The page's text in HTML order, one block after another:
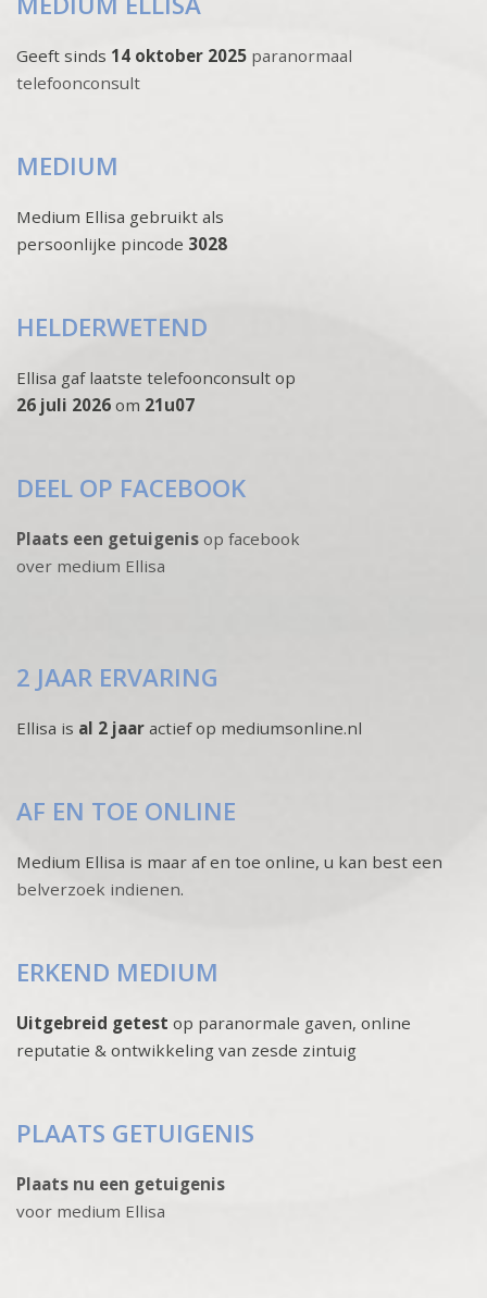
Geeft sinds 14 oktober 2025 paranormaal
telefoonconsult
MEDIUM
Medium Ellisa gebruikt als
persoonlijke pincode 3028
HELDERWETEND
Ellisa gaf laatste telefoonconsult op
26 juli 2026 om 21u07
DEEL OP FACEBOOK
Plaats een getuigenis op facebook
over medium Ellisa
2 JAAR ERVARING
Ellisa is al 2 jaar actief op mediumsonline.nl
AF EN TOE ONLINE
Medium Ellisa is maar af en toe online, u kan best een
belverzoek indienen.
ERKEND MEDIUM
Uitgebreid getest op paranormale gaven, online
reputatie & ontwikkeling van zesde zintuig
PLAATS GETUIGENIS
Plaats nu een getuigenis
voor medium Ellisa